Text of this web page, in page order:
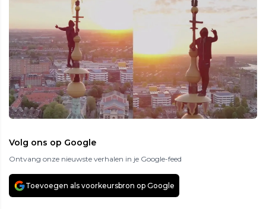
Volg ons op Google
Ontvang onze nieuwste verhalen in je Google-feed
Toevoegen als voorkeursbron op Google